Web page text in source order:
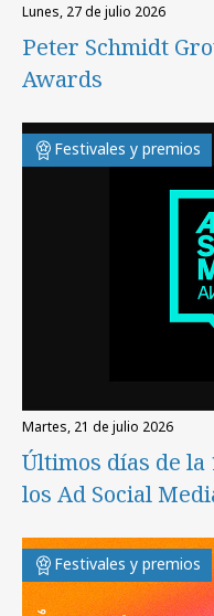
lunes, 27 de julio 2026
Peter Schmidt
Awards
Festivales y premios
martes, 21 de julio 2026
Últimos días de la
los Ad Social
Festivales y premios